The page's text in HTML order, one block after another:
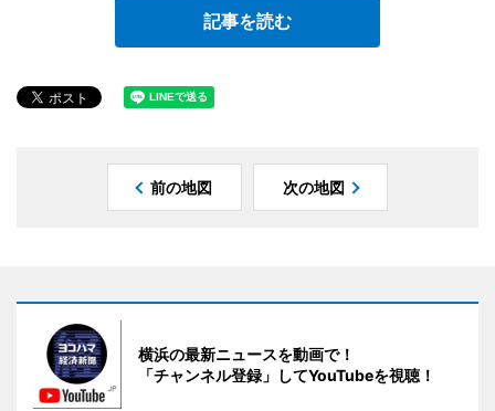
記事を読む
前の地図 次の地図
横浜の最新ニュースを動画で！
「チャンネル登録」してYouTubeを視聴！